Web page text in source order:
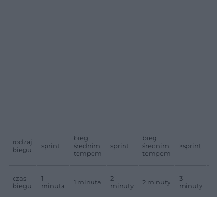
rodzaj
biegu
sprint
bieg
średnim
tempem
sprint
bieg
średnim
tempem
>sprint
czas
biegu
1
minuta
1 minuta
2
minuty
2 minuty
3
minuty